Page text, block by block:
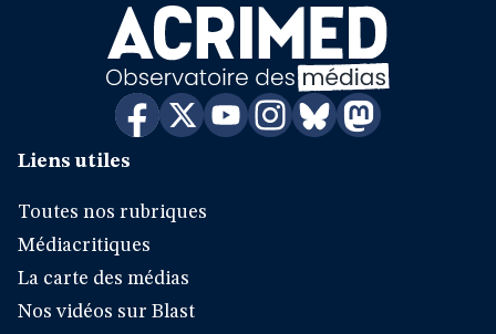
Liens utiles
Toutes nos rubriques
Médiacritiques
La carte des médias
Nos vidéos sur Blast